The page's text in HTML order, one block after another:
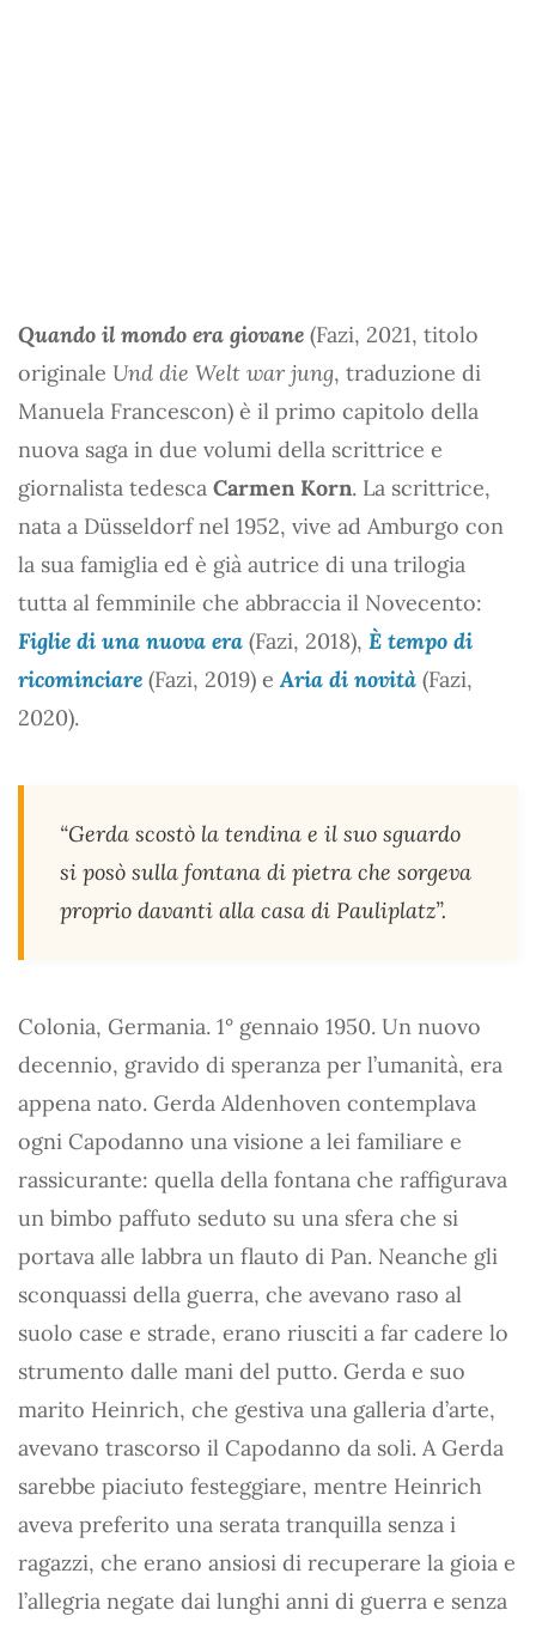
Quando il mondo era giovane (Fazi, 2021, titolo
originale Und die Welt war jung, traduzione di
Manuela Francescon) è il primo capitolo della
nuova saga in due volumi della scrittrice e
giornalista tedesca Carmen Korn. La scrittrice,
nata a Düsseldorf nel 1952, vive ad Amburgo con
la sua famiglia ed è già autrice di una trilogia
tutta al femminile che abbraccia il Novecento:
Figlie di una nuova era (Fazi, 2018), È tempo di
ricominciare (Fazi, 2019) eAria di novità (Fazi,
2020).
“Gerda scostò la tendina e il suo sguardo
si posò sulla fontana di pietra che sorgeva
proprio davanti alla casa di Pauliplatz”.
Colonia, Germania. 1° gennaio 1950. Un nuovo
decennio, gravido di speranza per l’umanità, era
appena nato. Gerda Aldenhoven contemplava
ogni Capodanno una visione a lei familiare e
rassicurante: quella della fontana che raffigurava
un bimbo paffuto seduto su una sfera che si
portava alle labbra un flauto di Pan. Neanche gli
sconquassi della guerra, che avevano raso al
suolo case e strade, erano riusciti a far cadere lo
strumento dalle mani del putto. Gerda e suo
marito Heinrich, che gestiva una galleria d’arte,
avevano trascorso il Capodanno da soli. A Gerda
sarebbe piaciuto festeggiare, mentre Heinrich
aveva preferito una serata tranquilla senza i
ragazzi, che erano ansiosi di recuperare la gioia e
l’allegria negate dai lunghi anni di guerra e senza